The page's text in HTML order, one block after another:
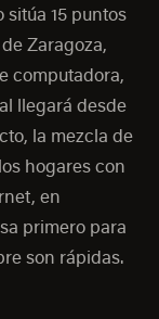
15 puntos
Zaragoza,
computadora,
llegará desde
la mezcla de
hogares con
en
primero para
son rápidas.